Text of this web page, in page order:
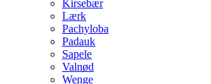
Kirsebær
Lærk
Pachyloba
Padauk
Sapele
Valnød
Wenge